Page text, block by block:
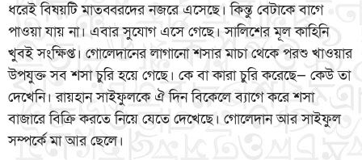
ধরেই বিষয়টি মাতব্বরদের নজরে এসেছে। কিন্তু বেটাকে বাগে
পাওয়া যায় না। এবার সুযোগ এসে গেছে। সালিশের মূল কাহিনি
খুবই সংক্ষিপ্ত। গোলেদানের লাগানো শসার মাচা থেকে পরশু খাওয়ার
উপযুক্ত সব শসা চুরি হয়ে গেছে। কে বা কারা চুরি করেছে— কেউ তা
দেখেনি। রায়হান সাইফুলকে ঐ দিন বিকেলে ব্যাগে করে শসা
বাজারে বিক্রি করতে নিয়ে যেতে দেখেছে। গোলেদান আর সাইফুল
সম্পর্কে মা আর ছেলে।